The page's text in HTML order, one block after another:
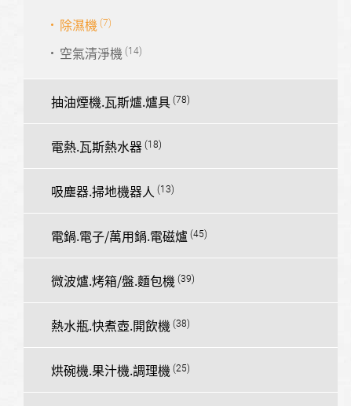
除濕機
空氣清淨機
抽油煙機.瓦斯爐.爐具
電熱.瓦斯熱水器
吸塵器.掃地機器人
電鍋.電子/萬用鍋.電磁爐
微波爐.烤箱/盤.麵包機
熱水瓶.快煮壺.開飲機
烘碗機.果汁機.調理機